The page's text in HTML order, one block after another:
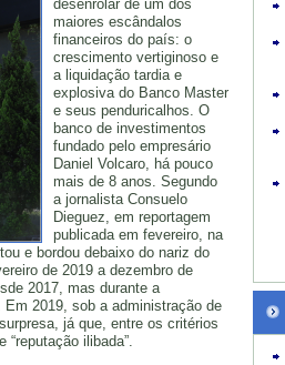
desenrolar de um dos
maiores escândalos
financeiros do país: o
crescimento vertiginoso e
a liquidação tardia e
explosiva do Banco Master
e seus penduricalhos. O
banco de investimentos
fundado pelo empresário
Daniel Volcaro, há pouco
mais de 8 anos. Segundo
a jornalista Consuelo
Dieguez, em reportagem
publicada em fevereiro, na
e bordou debaixo do nariz do
de 2019 a dezembro de
2017, mas durante a
2019, sob a administração de
já que, entre os critérios
ilibada”.